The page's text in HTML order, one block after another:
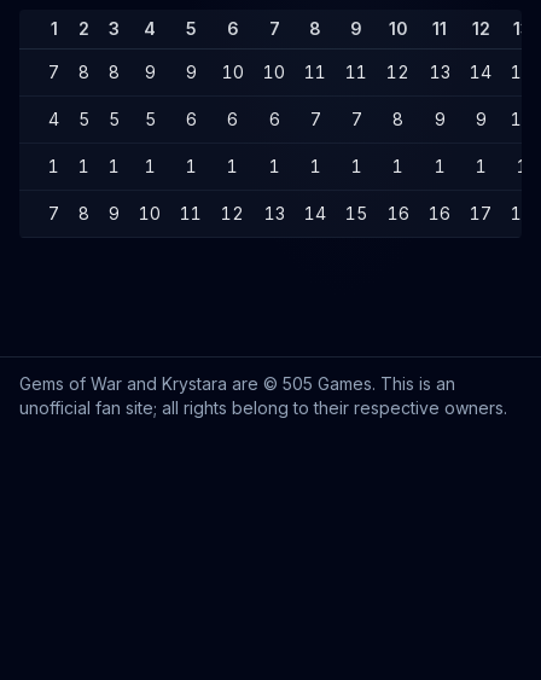
1 2 3 4 5 6 7 8 9 10 11 12 13
7 8 8 9 9 10 10 11 11 12 13 14 14
4 5 5 5 6 6 6 7 7 8 9 9 10
1 1 1 1 1 1 1 1 1 1 1 1 1
7 8 9 10 11 12 13 14 15 16 16 17 18
Gems of War and Krystara are © 505 Games. This is an
unofficial fan site; all rights belong to their respective owners.